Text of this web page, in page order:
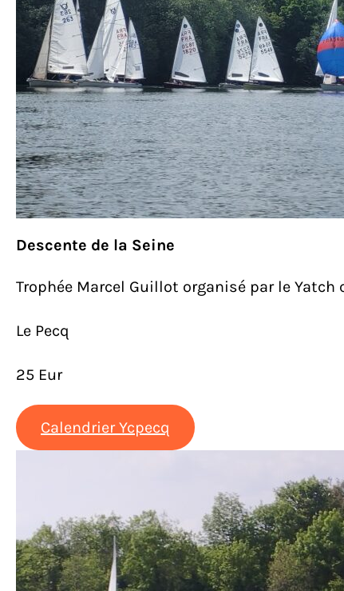
Descente de la Seine
Trophée Marcel Guillot organisé par le Yatch
Le Pecq
25 Eur
Calendrier Ycpecq